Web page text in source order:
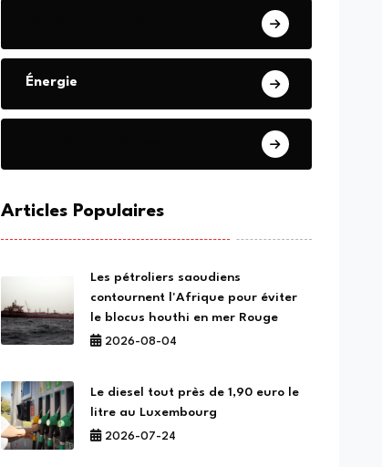
Énergie
Articles Populaires
Les pétroliers saoudiens
contournent l'Afrique pour éviter
le blocus houthi en mer Rouge
2026-08-04
Le diesel tout près de 1,90 euro le
litre au Luxembourg
2026-07-24